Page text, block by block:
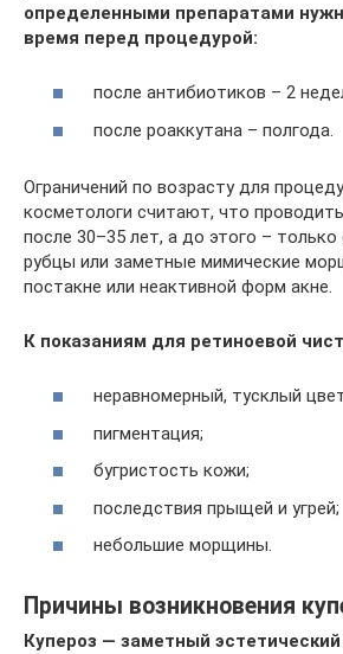
определенными препаратами
время перед процедурой:
после антибиотиков – 2
после роаккутана – полгода.
Ограничений по возрасту для
косметологи считают, что
после 30–35 лет, а до этого –
рубцы или заметные мимические
постакне или неактивной форм акне.
К показаниям для ретиноевой
неравномерный, тусклый
пигментация;
бугристость кожи;
последствия прыщей и угрей;
небольшие морщины.
Причины возникновения
Купероз — заметный